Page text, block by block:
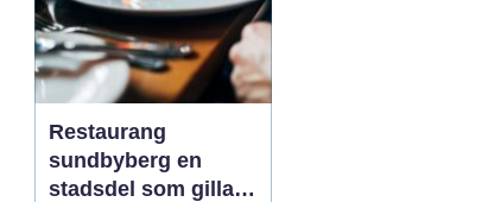
Restaurang
sundbyberg en
stadsdel som gillar